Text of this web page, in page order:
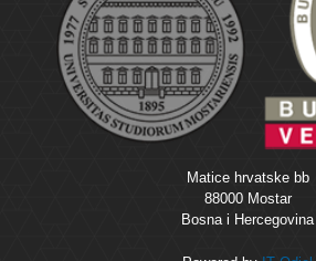
Matice hrvatske bb
88000 Mostar
Bosna i Hercegovina